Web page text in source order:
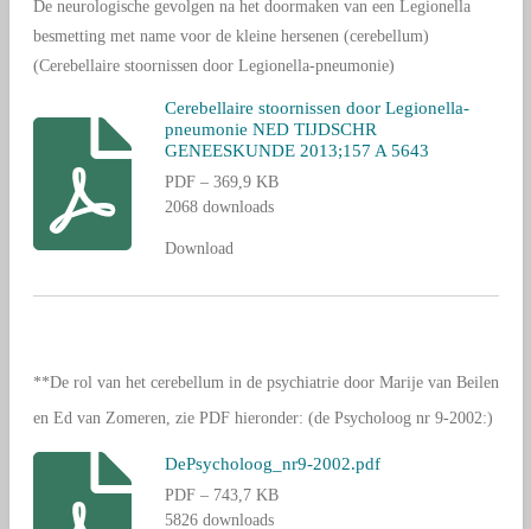
De neurologische gevolgen na het doormaken van een Legionella
besmetting met name voor de kleine hersenen (cerebellum)
(Cerebellaire stoornissen door Legionella-pneumonie)
Cerebellaire stoornissen door Legionella-
pneumonie NED TIJDSCHR
GENEESKUNDE 2013;157 A 5643
PDF – 369,9 KB
2068 downloads
Download
**De rol van het cerebellum in de psychiatrie door Marije van Beilen
en Ed van Zomeren, zie PDF hieronder: (de Psycholoog nr 9-2002:)
DePsycholoog_nr9-2002.pdf
PDF – 743,7 KB
5826 downloads